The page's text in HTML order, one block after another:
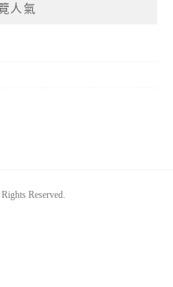
人氣
Reserved.